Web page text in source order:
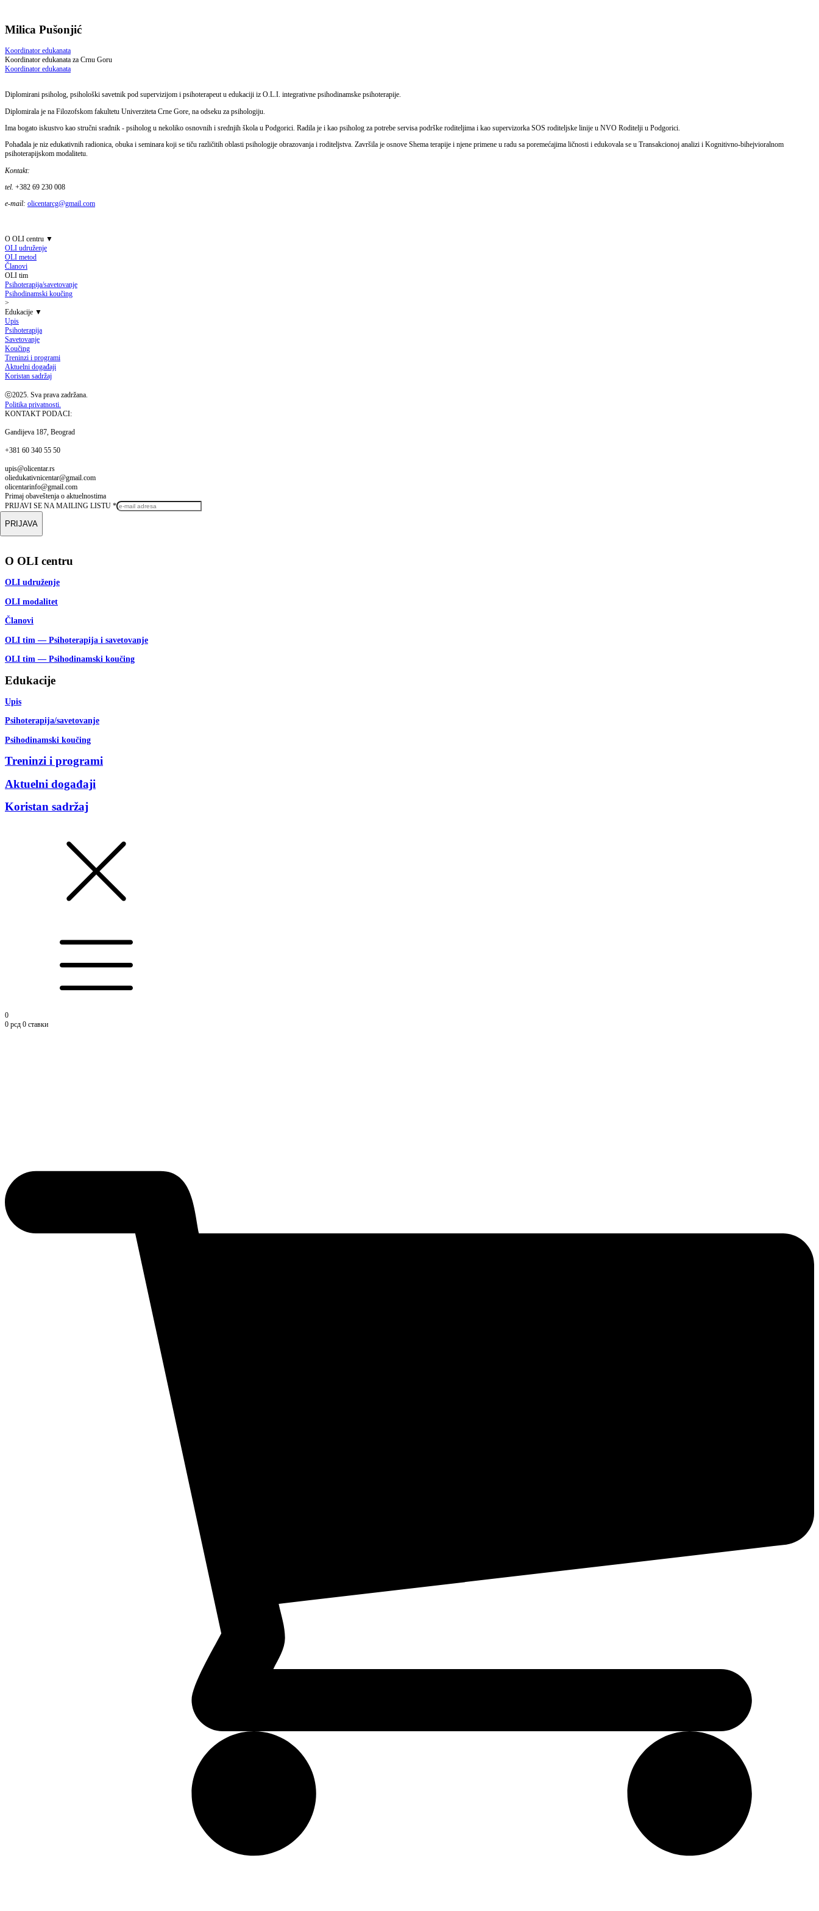
Milica Pušonjić
Koordinator edukanata
Koordinator edukanata za Crnu Goru
Koordinator edukanata
Diplomirani psiholog, psihološki savetnik pod supervizijom i psihoterapeut u edukaciji iz O.L.I. integrativne psihodinamske psihoterapije.
Diplomirala je na Filozofskom fakultetu Univerziteta Crne Gore, na odseku za psihologiju.
Ima bogato iskustvo kao stručni sradnik - psiholog u nekoliko osnovnih i srednjih škola u Podgorici. Radila je i kao psiholog za potrebe servisa podrške roditeljima i kao supervizorka SOS roditeljske linije u NVO Roditelji u Podgorici.
Pohađala je niz edukativnih radionica, obuka i seminara koji se tiču različitih oblasti psihologije obrazovanja i roditeljstva. Završila je osnove Shema terapije i njene primene u radu sa poremećajima ličnosti i edukovala se u Transakcionoj analizi i Kognitivno-bihejvioralnom
psihoterapijskom modalitetu.
Kontakt:
tel. +382 69 230 008
e-mail: olicentarcg@gmail.com
O OLI centru ▼
OLI udruženje
OLI metod
Članovi
OLI tim
>
Edukacije ▼
Upis
Psihoterapija
Savetovanje
Koučing
Treninzi i programi
Aktuelni događaji
Koristan sadržaj
ⓒ2025. Sva prava zadržana.
Politika privatnosti.
KONTAKT PODACI:
Gandijeva 187, Beograd
+381 60 340 55 50
upis@olicentar.rs
oliedukativnicentar@gmail.com
olicentarinfo@gmail.com
Primaj obaveštenja o aktuelnostima
PRIJAVI SE NA MAILING LISTU *
PRIJAVA
O OLI centru
OLI udruženje
OLI modalitet
Članovi
OLI tim — Psihoterapija i savetovanje
OLI tim — Psihodinamski koučing
Edukacije
Upis
Psihoterapija/savetovanje
Psihodinamski koučing
Treninzi i programi
Aktuelni događaji
Koristan sadržaj
0
0 рсд 0 ставки